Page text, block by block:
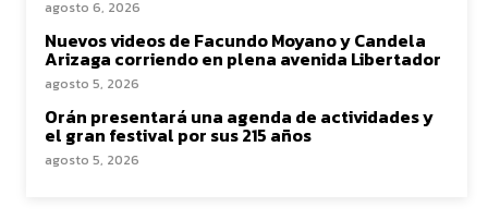
agosto 6, 2026
Nuevos videos de Facundo Moyano y Candela
Arizaga corriendo en plena avenida Libertador
agosto 5, 2026
Orán presentará una agenda de actividades y
el gran festival por sus 215 años
agosto 5, 2026